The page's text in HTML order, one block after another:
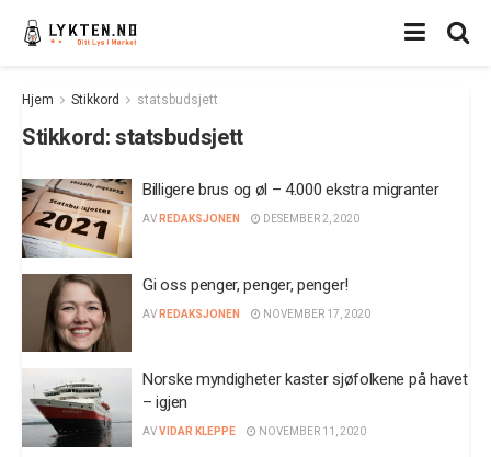
Hjem Stikkord statsbudsjett
Stikkord: statsbudsjett
Billigere brus og øl – 4.000 ekstra migranter
AV REDAKSJONEN DESEMBER 2, 2020
Gi oss penger, penger, penger!
AV REDAKSJONEN NOVEMBER 17, 2020
Norske myndigheter kaster sjøfolkene på havet
– igjen
AVVIDAR KLEPPE NOVEMBER 11, 2020